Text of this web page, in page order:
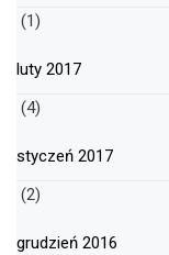
(1)
luty 2017
(4)
styczeń 2017
(2)
grudzień 2016